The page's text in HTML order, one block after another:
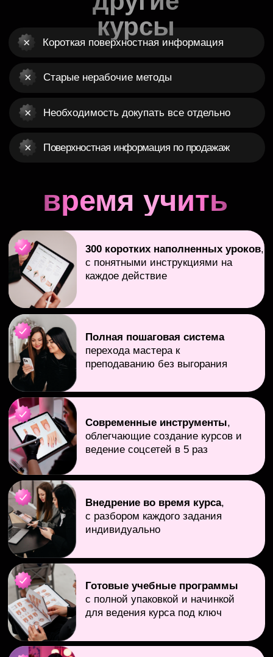
Стоимость
обучения
Обучающие модули
Переход к преподаванию
Инструктор от Бога
Нейросети для инструктора
Курс под ключ
Программа по маникюру
Инструктор в цифре
Инструктор в законе
Оффлайн курс
Соцсети инструктора
Легкие продажи
Первые ученики
Переход в онлайн
Программа по педикюру
Дополнительно
готовая программа по маникюру
готовые презентации для ведения курсов
по маникюру
электронное пособие инструктора по
маникюру на 570 стр
готовые схемы для маникюра
рабочая тетрадь по маникюру для
учеников
шаблон сайта
диплом инструктора
педагогическое образование групповой
разбор от Ирины Неверович
настенный диплом инструктора
Чат участников
Чат с куратором на 30 человек
Эфиры с ответами на вопросы после
каждого модуля
Конспекты, чек-листы и полезные
ТАРИФ БАЗА